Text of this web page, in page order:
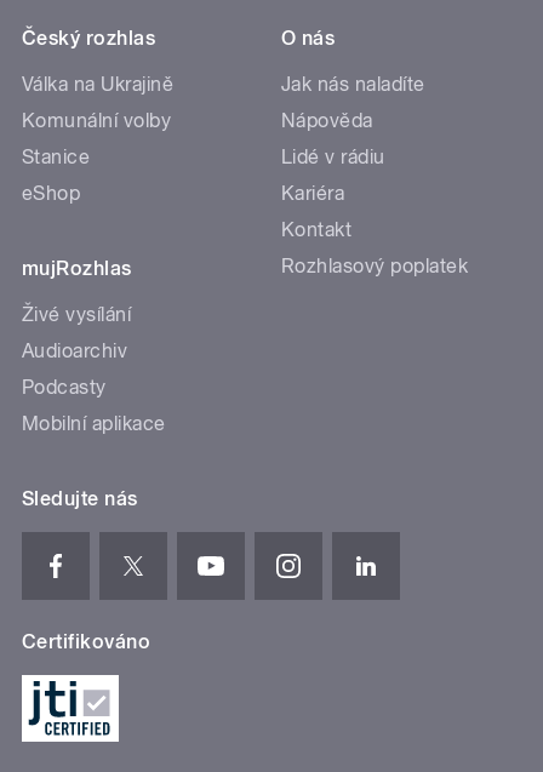
Český rozhlas
Válka na Ukrajině
Komunální volby
Stanice
eShop
mujRozhlas
Živé vysílání
Audioarchiv
Podcasty
Mobilní aplikace
O nás
Jak nás naladíte
Nápověda
Lidé v rádiu
Kariéra
Kontakt
Rozhlasový poplatek
Sledujte nás
Certifikováno